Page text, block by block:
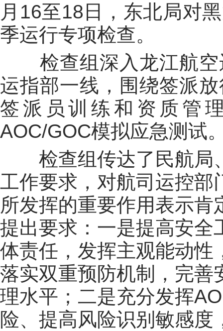
月16至18日，东北局对
季运行专项检查。
检查组深入龙江航空
运指部一线，围绕签派
签派员训练和资质管
AOC/GOC模拟应急测试
检查组传达了民航局
工作要求，对航司运控部
所发挥的重要作用表示
提出要求：一是提高安全
体责任，发挥主观能动性
落实双重预防机制，完善
理水平；二是充分发挥
险、提高风险识别敏感